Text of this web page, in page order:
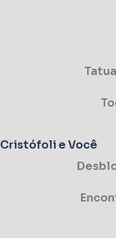
Cristófoli e Você